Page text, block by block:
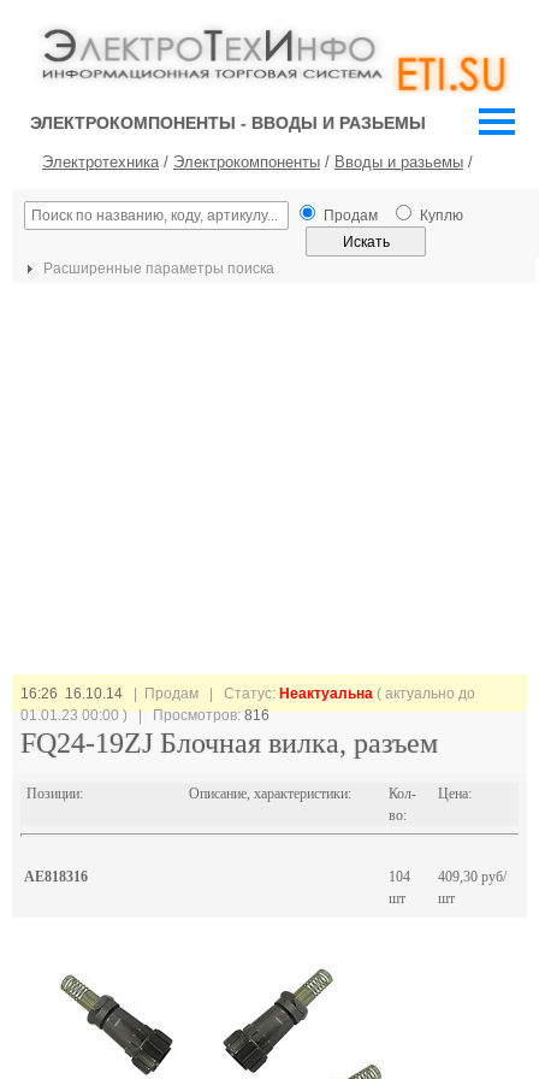
ЭЛЕКТРОКОМПОНЕНТЫ - ВВОДЫ И РАЗЬЕМЫ
Электротехника/ Электрокомпоненты / Вводы и разьемы /
Продам Куплю
Расширенные параметры поиска
16:26 16.10.14 | Продам | Статус: Неактуальна ( актуально до
01.01.23 00:00 ) | Просмотров:816
FQ24-19ZJ Блочная вилка, разъем
Позиции: Описание, характеристики:
Кол-
во:
Цена:
AE818316
104
шт
409,30 руб/
шт